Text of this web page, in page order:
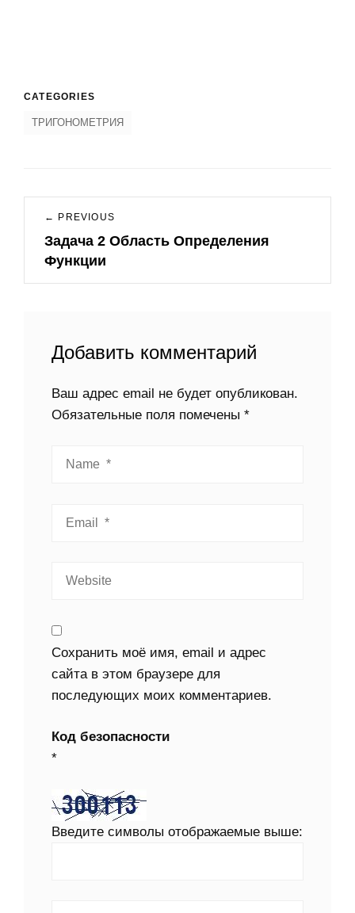
CATEGORIES
ТРИГОНОМЕТРИЯ
Навигация
записям
← PREVIOUS
Previous
post:
Задача 2 Область Определения
Функции
Добавить комментарий
Ваш адрес email не будет опубликован.
Обязательные поля помечены *
Сохранить моё имя, email и адрес
сайта в этом браузере для
последующих моих комментариев.
Код безопасности
*
Введите символы отображаемые выше: